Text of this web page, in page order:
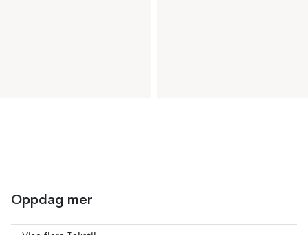
Oppdag mer